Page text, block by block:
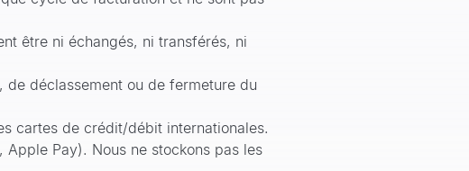
être ni échangés, ni transférés, ni
de déclassement ou de fermeture du
cartes de crédit/débit internationales.
Pay). Nous ne stockons pas les